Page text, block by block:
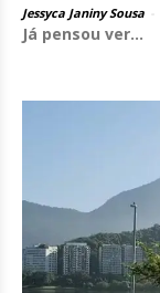
Jessyca Janiny Sousa
Já pensou ver...